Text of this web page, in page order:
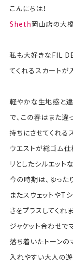
こんにちは！
Sheth岡山店の大橋
私も大好きなFIL
てくれるスカートが
軽やかな生地感と
で、この春はまた違
持ちにさせてくれる
ウエストが総ゴム仕
リとしたシルエット
今の時期は、ゆった
またスウェットやT
さをプラスしてくれ
ジャケット合わせ
落ち着いたトーンの
入れやすい大人の遊